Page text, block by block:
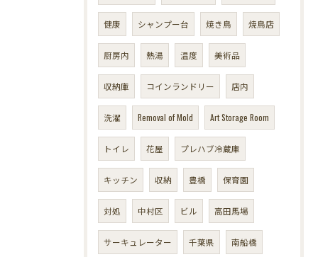
健康 シャンプー台 焼き鳥 焼鳥店
厨房内 熱湯 温度 美術品
収納庫 コインランドリー 店内
洗濯 Removal of Mold Art Storage Room
トイレ 花屋 プレハブ冷蔵庫
キッチン 収納 豊橋 保育園
対処 中村区 ビル 高田馬場
サーキュレーター 千葉県 南船橋